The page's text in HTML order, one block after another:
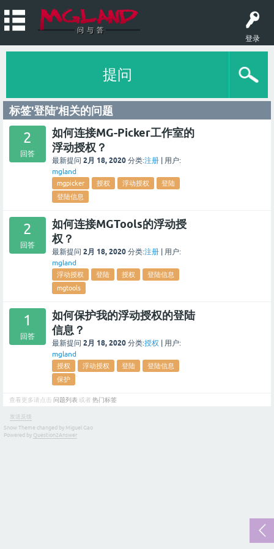
登录
提问
标签'登陆'相关的问题
2
回答
如何连接MG-Picker工作室的
浮动授权？
最新提问 2月 18, 2020 分类:注册
用户:
mgland
mgpicker 授权 浮动授权
登陆
登陆信息
2
回答
如何连接MGTools的浮动授
权？
最新提问 2月 18, 2020 分类:注册
用户:
mgland
浮动授权 登陆 授权
登陆信息
mgtools
1
回答
如何保护我的浮动授权的登陆
信息？
最新提问 2月 18, 2020 分类:授权
用户:
mgland
授权 浮动授权 登陆
登陆信息
保护
查看更多请点击 问题列表 或者 热门标签
发送反馈
Snow Theme changed by Miguel Gao
Powered by Question2Answer